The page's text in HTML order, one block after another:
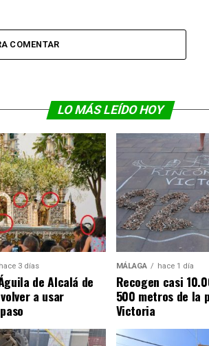
COMENTAR
LO MÁS LEÍDO HOY
hace 3 días
de Alcalá de
a usar
MÁLAGA hace 1 día
Recogen casi
500 metros de la
Victoria